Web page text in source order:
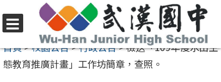
至
要
選
單
首頁>校園公告>行政公告>檢送「109年度水田生
態教育推廣計畫」工作坊簡章，查照。